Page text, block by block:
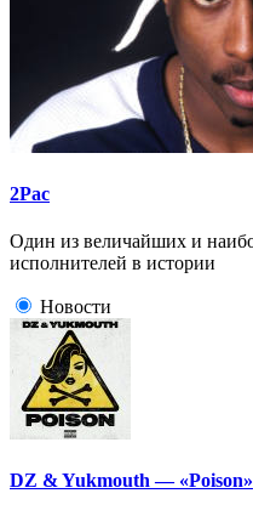
2Pac
Один из величайших и
исполнителей в истории
Новости
DZ & Yukmouth — «Poison»